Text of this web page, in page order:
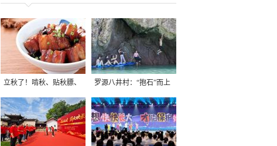
立秋了！啃秋、贴秋膘、
晒秋，福建人这样过才够
味→
罗源八井村：“抱石”而上